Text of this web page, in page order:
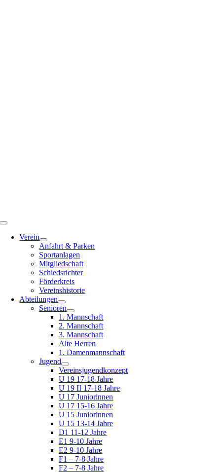
Toggle
NavigationVerein
Anfahrt & Parken
Sportanlagen
Mitgliedschaft
Schiedsrichter
Förderkreis
Vereinshistorie
Abteilungen
Senioren
1. Mannschaft
2. Mannschaft
3. Mannschaft
Alte Herren
1. Damenmannschaft
Jugend
Vereinsjugendkonzept
U 19 17-18 Jahre
U 19 II 17-18 Jahre
U 17 Juniorinnen
U 17 15-16 Jahre
U 15 Juniorinnen
U 15 13-14 Jahre
D1 11-12 Jahre
E1 9-10 Jahre
E2 9-10 Jahre
F1 – 7-8 Jahre
F2 – 7-8 Jahre